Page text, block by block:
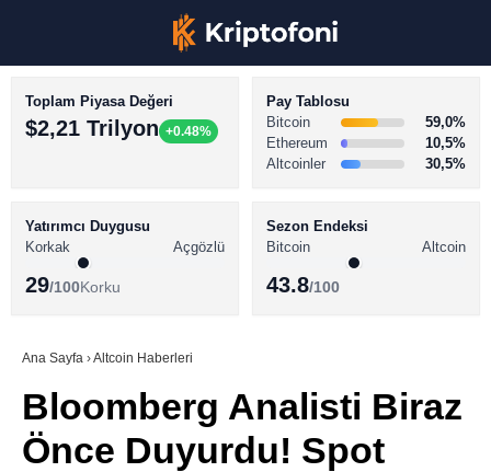
Youtube
TikTok
BİTCOİN HABERLERİ
ALTCOİN HABERLERİ
SÖZLÜK
Toplam Piyasa Değeri
$2,21 Trilyon +0.48%
Pay Tablosu
Bitcoin
59,0%
Ethereum
10,5%
Altcoinler
30,5%
Yatırımcı Duygusu
Korkak
Açgözlü
29/100Korku
Sezon Endeksi
Bitcoin
Altcoin
43.8/100
Ana Sayfa ›Altcoin Haberleri
Bloomberg Analisti Biraz
Önce Duyurdu! Spot